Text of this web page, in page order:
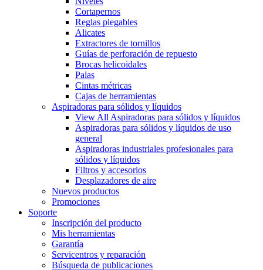
Cortapernos
Reglas plegables
Alicates
Extractores de tornillos
Guías de perforación de repuesto
Brocas helicoidales
Palas
Cintas métricas
Cajas de herramientas
Aspiradoras para sólidos y líquidos
View All Aspiradoras para sólidos y líquidos
Aspiradoras para sólidos y líquidos de uso
general
Aspiradoras industriales profesionales para
sólidos y líquidos
Filtros y accesorios
Desplazadores de aire
Nuevos productos
Promociones
Soporte
Inscripción del producto
Mis herramientas
Garantía
Servicentros y reparación
Búsqueda de publicaciones